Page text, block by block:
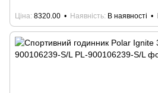
Ціна 8320.00 Наявність В наявності